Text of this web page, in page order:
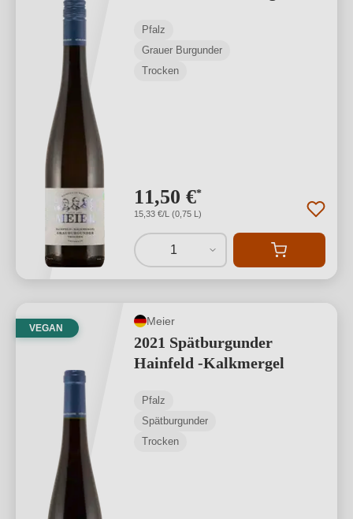
Pfalz
Grauer Burgunder
Trocken
11,50 €*
15,33 €/L (0,75 L)
1
VEGAN
Meier
2021 Spätburgunder
Hainfeld -Kalkmergel
Pfalz
Spätburgunder
Trocken